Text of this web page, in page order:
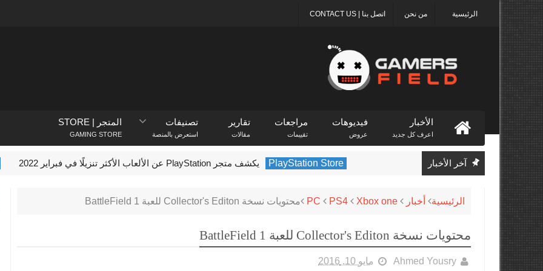
اتصل بنا | CONTACT US من نحن الرئيسية
الأخبار
اعرف كل جديد
فيديوهات
عروض
مراجعات
تقييمات
تقارير
مقالات
تصنيفات
استعرض بالمنصة
المتجر | STORE
GAMING STORE
آخر الأخبار PlayStation Store يكشف متجر PlayStation عن الألعاب الأكثر تنزيلًا في فبراير 2022
الرئيسية أخبار PC PS4 Xbox one محتويات نسخة Collector's Editon للعبة BattleField 1
محتويات نسخة Collector's Editon للعبة BattleField 1
Ahmed Yousry مايو 10, 2016